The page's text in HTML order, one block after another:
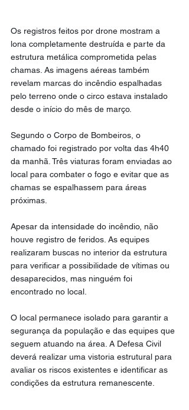
Os registros feitos por drone mostram a
lona completamente destruída e parte da
estrutura metálica comprometida pelas
chamas. As imagens aéreas também
revelam marcas do incêndio espalhadas
pelo terreno onde o circo estava instalado
desde o início do mês de março.
Segundo o Corpo de Bombeiros, o
chamado foi registrado por volta das 4h40
da manhã. Três viaturas foram enviadas ao
local para combater o fogo e evitar que as
chamas se espalhassem para áreas
próximas.
Apesar da intensidade do incêndio, não
houve registro de feridos. As equipes
realizaram buscas no interior da estrutura
para verificar a possibilidade de vítimas ou
desaparecidos, mas ninguém foi
encontrado no local.
O local permanece isolado para garantir a
segurança da população e das equipes que
seguem atuando na área. A Defesa Civil
deverá realizar uma vistoria estrutural para
avaliar os riscos existentes e identificar as
condições da estrutura remanescente.